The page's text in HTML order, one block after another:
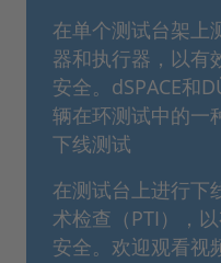
在单个测试台架上
器和执行器，以有
安全。dSPACE和
辆在环测试中的一
下线测试
在测试台上进行下
术检查（PTI），
安全。欢迎观看视